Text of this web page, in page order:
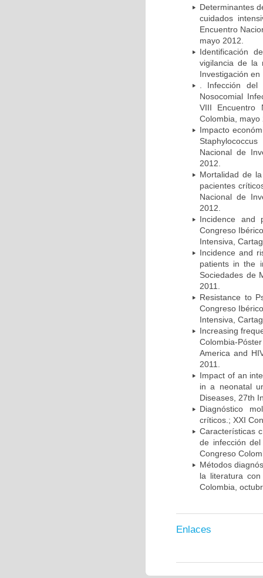
Determinantes
cuidados
Encuentro
mayo 2012.
Identificación
vigilancia de la
Investigación
. Infección
Nosocomial
VIII Encuentro
Colombia, mayo
Impacto
Nacional de
2012.
Mortalidad de
pacientes
Nacional de
2012.
Incidence and
Congreso
Intensiva,
Incidence and
patients in the
Sociedades de
2011.
Resistance to
Congreso
Intensiva,
Increasing
Colombia-
America and
2011.
Impact of an
in a neonatal
Diseases, 27th
Diagnóstico
críticos.; XXI
Características
de infección
Congreso
Métodos
la literatura
Colombia,
Enlaces